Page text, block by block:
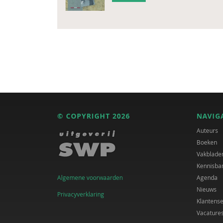
© COPYRIGHT 2026
Algemene voorwaarden
Privacyverklaring
Auteurs
Boeken
Agenda
Nieuws
Vacatures